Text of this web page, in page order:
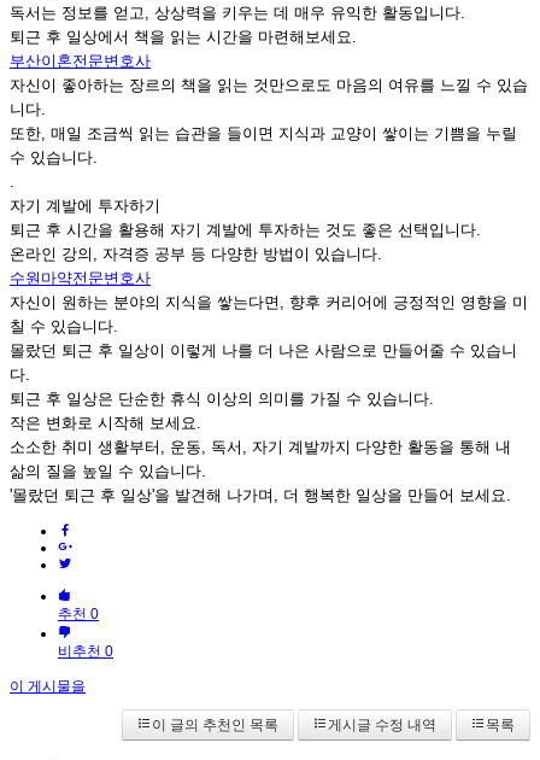
독서는 정보를 얻고, 상상력을 키우는 데 매우 유익한 활동입니다.
퇴근 후 일상에서 책을 읽는 시간을 마련해보세요.
부산이혼전문변호사
자신이 좋아하는 장르의 책을 읽는 것만으로도 마음의 여유를 느낄 수 있습
니다.
또한, 매일 조금씩 읽는 습관을 들이면 지식과 교양이 쌓이는 기쁨을 누릴
수 있습니다.
.
자기 계발에 투자하기
퇴근 후 시간을 활용해 자기 계발에 투자하는 것도 좋은 선택입니다.
온라인 강의, 자격증 공부 등 다양한 방법이 있습니다.
수원마약전문변호사
자신이 원하는 분야의 지식을 쌓는다면, 향후 커리어에 긍정적인 영향을 미
칠 수 있습니다.
몰랐던 퇴근 후 일상이 이렇게 나를 더 나은 사람으로 만들어줄 수 있습니
다.
퇴근 후 일상은 단순한 휴식 이상의 의미를 가질 수 있습니다.
작은 변화로 시작해 보세요.
소소한 취미 생활부터, 운동, 독서, 자기 계발까지 다양한 활동을 통해 내
삶의 질을 높일 수 있습니다.
'몰랐던 퇴근 후 일상'을 발견해 나가며, 더 행복한 일상을 만들어 보세요.
추천 0
비추천 0
이 게시물을
이 글의 추천인 목록 게시글 수정 내역 목록